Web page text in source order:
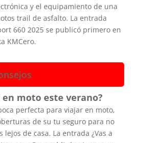
y el equipamiento de una
trail de asfalto. La entrada
660 2025 se publicó primero en
KMCero.
en moto este verano?
perfecta para viajar en moto,
de su tu seguro para no
lejos de casa. La entrada ¿Vas a